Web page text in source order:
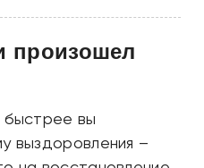
произошел
быстрее вы
выздоровления –